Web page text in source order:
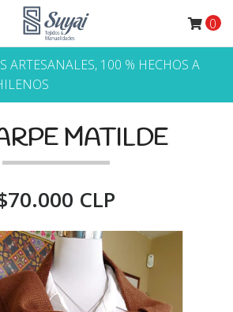
ARTESANALES, 100 % HECHOS A
0
MATILDE
CLP